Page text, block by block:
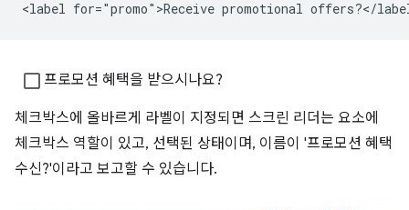
프로모션 혜택을 받으시나요?
체크박스에 올바르게 라벨이 지정되면 스크린 리더는 요소에
체크박스 역할이 있고, 선택된 상태이며, 이름이 '프로모션 혜택
수신?'이라고 보고할 수 있습니다.